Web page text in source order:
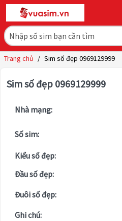
Trang chủ / Sim số đẹp 0969129999
Sim số đẹp 0969129999
Nhà mạng:
Số sim:
Kiểu số đẹp:
Đầu số đẹp:
Đuôi số đẹp:
Ghi chú: